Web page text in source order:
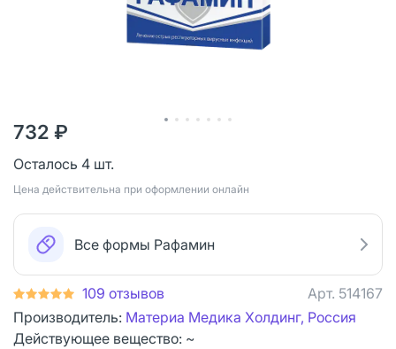
732 ₽
Осталось 4 шт.
Цена действительна при оформлении онлайн
Все формы Рафамин
109 отзывов Арт. 514167
Производитель: Материа Медика Холдинг, Россия
Действующее вещество: ~